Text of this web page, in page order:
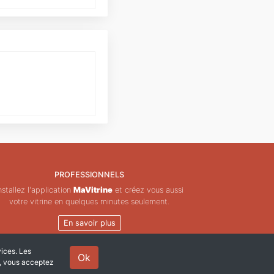
PROFESSIONNELS
l'application MaVitrineet créez vous aussi
votre vitrine en quelques minutes seulement.
En savoir plus
Ok
Les
vous acceptez